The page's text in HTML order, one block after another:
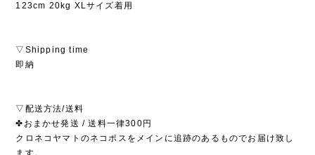
123cm 20kg XLサイズ着用
▽Shipping time
即納
▽配送方法/送料
✤おまかせ発送 / 送料一律300円
クロネコヤマトのネコポスをメインに追跡のあるものでお届け致し
ます。